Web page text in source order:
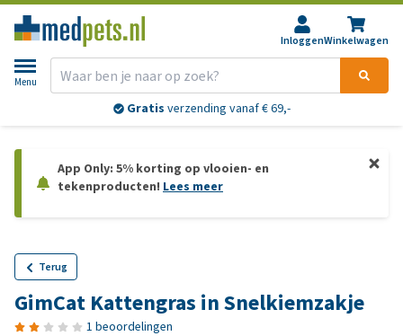
InloggenWinkelwagen
Menu
Gratis verzending vanaf € 69,-
App Only: 5% korting op vlooien- en
tekenproducten! Lees meer
Terug
GimCat Kattengras in Snelkiemzakje
1 beoordelingen